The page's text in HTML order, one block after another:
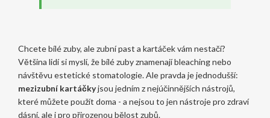
Chcete bílé zuby, ale zubní past a kartáček vám nestačí?
Většina lidí si myslí, že bílé zuby znamenají bleaching nebo
návštěvu estetické stomatologie. Ale pravda je jednodušší:
mezizubní kartáčkyjsou jedním z nejúčinnějších nástrojů,
které můžete použít doma - a nejsou to jen nástroje pro zdraví
dásní, ale i pro přirozenou bělost zubů.